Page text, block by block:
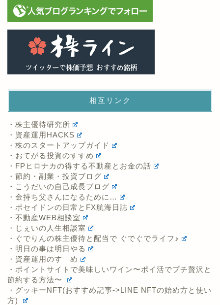
相互リンク
・株主優待研究所
・資産運用HACKS
・株のスタートアップガイド
・おてがる投資のすすめ
・FPヒロナカの得する不動産とお金の話
・節約・副業・投資ブログ
・こうだいの自己成長ブログ
・金持ち父さんになるために…
・ポセイドンの日常とFX航海日誌
・不動産WEB相談室
・じぇいの人生相談室
・ぐでりんの株主優待と配当で ぐでぐでライフ♪
・明日の事は明日やる
・資産運用のすゝめ
・ポイントサイトで美味しいワイン〜ポイ活でプチ贅沢と
節約する方法〜
・グッキーNFT(おすすめ記事->LINE NFTの始め方と使い
方)